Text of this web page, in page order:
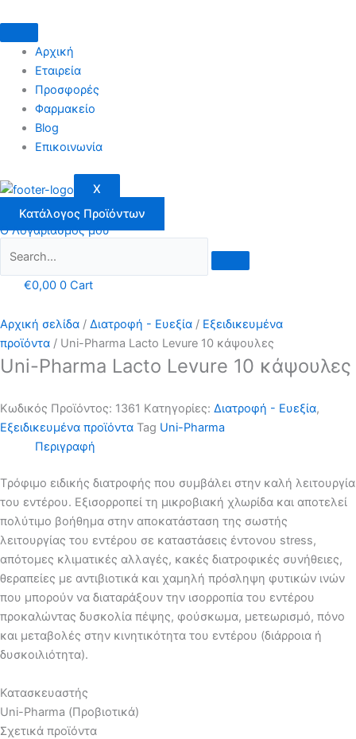
στο
περιεχόμενο
Αρχική
Εταιρεία
Προσφορές
Φαρμακείο
Blog
Επικοινωνία
X
Κατάλογος Προϊόντων
Ο Λογαριασμός μου
€0,00 0 Cart
Αρχική σελίδα / Διατροφή - Ευεξία / Εξειδικευμένα
προϊόντα / Uni-Pharma Lacto Levure 10 κάψουλες
Uni-Pharma Lacto Levure 10 κάψουλες
Κωδικός Προϊόντος: 1361 Kατηγορίες: Διατροφή - Ευεξία,
Εξειδικευμένα προϊόντα Tag Uni-Pharma
Περιγραφή
Tρόφιμο ειδικής διατροφής που συμβάλει στην καλή λειτουργία
του εντέρου. Εξισορροπεί τη μικροβιακή χλωρίδα και αποτελεί
πολύτιμο βοήθημα στην αποκατάσταση της σωστής
λειτουργίας του εντέρου σε καταστάσεις έντονου stress,
απότομες κλιματικές αλλαγές, κακές διατροφικές συνήθειες,
θεραπείες με αντιβιοτικά και χαμηλή πρόσληψη φυτικών ινών
που μπορούν να διαταράξουν την ισορροπία του εντέρου
προκαλώντας δυσκολία πέψης, φούσκωμα, μετεωρισμό, πόνο
και μεταβολές στην κινητικότητα του εντέρου (διάρροια ή
δυσκοιλιότητα).
Κατασκευαστής
Uni-Pharma (Προβιοτικά)
Σχετικά προϊόντα